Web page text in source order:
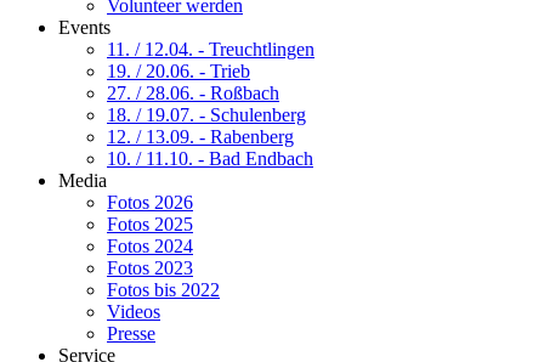
Volunteer werden
Events
11. / 12.04. - Treuchtlingen
19. / 20.06. - Trieb
27. / 28.06. - Roßbach
18. / 19.07. - Schulenberg
12. / 13.09. - Rabenberg
10. / 11.10. - Bad Endbach
Media
Fotos 2026
Fotos 2025
Fotos 2024
Fotos 2023
Fotos bis 2022
Videos
Presse
Service